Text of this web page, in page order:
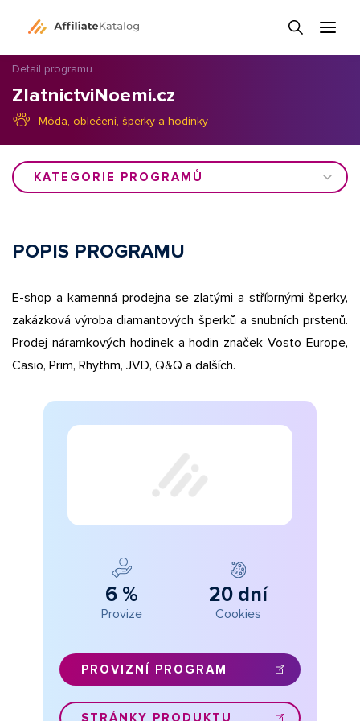
Detail programu
ZlatnictviNoemi.cz
Móda, oblečení, šperky a hodinky
KATEGORIE PROGRAMŮ
POPIS PROGRAMU
E-shop a kamenná prodejna se zlatými a stříbrnými šperky,
zakázková výroba diamantových šperků a snubních prstenů.
Prodej náramkových hodinek a hodin značek Vosto Europe,
Casio, Prim, Rhythm, JVD, Q&Q a dalších.
6 %
Provize
20 dní
Cookies
PROVIZNÍ PROGRAM
STRÁNKY PRODUKTU